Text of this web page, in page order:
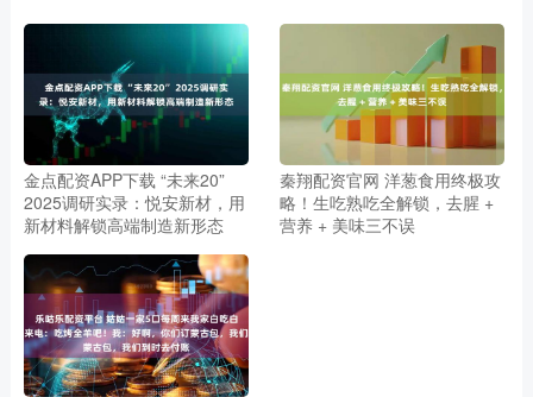
金点配资APP下载 “未来20”
2025调研实录：悦安新材，用
新材料解锁高端制造新形态
秦翔配资官网 洋葱食用终极攻
略！生吃熟吃全解锁，去腥 +
营养 + 美味三不误